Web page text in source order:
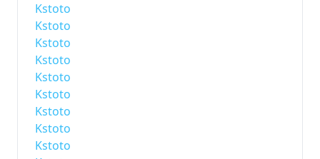
Kstoto
Kstoto
Kstoto
Kstoto
Kstoto
Kstoto
Kstoto
Kstoto
Kstoto